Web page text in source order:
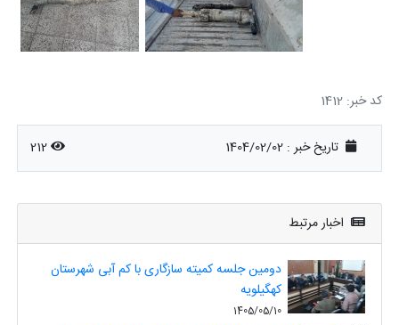
کد خبر: 1412
تاریخ خبر : 1404/02/02 212
اخبار مرتبط
دومین جلسه کمیته سازگاری با کم آبی شهرستان
کهگیلویه
1405/05/10